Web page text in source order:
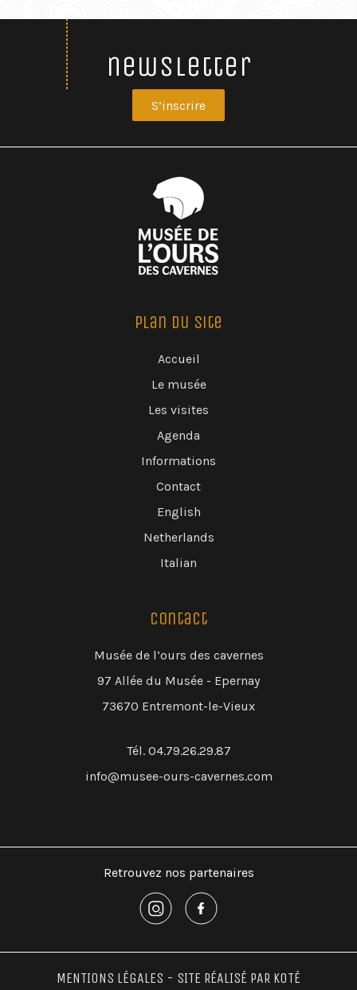
newsletter
S’inscrire
Plan du Site
Accueil
Le musée
Les visites
Agenda
Informations
Contact
English
Netherlands
Italian
Contact
Musée de l’ours des cavernes
97 Allée du Musée - Epernay
73670 Entremont-le-Vieux
Tél. 04.79.26.29.87
info@musee-ours-cavernes.com
Retrouvez nos partenaires
MENTIONS LÉGALES - SITE RÉALISÉ PAR KOTÉ